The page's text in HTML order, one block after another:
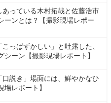
あっている木村拓哉と佐藤浩市
ーンとは？【撮影現場レポー
こっぱずかしい」と吐露した、
シーン【撮影現場レポート】
口説き」場面には、鮮やかなひ
レポート】